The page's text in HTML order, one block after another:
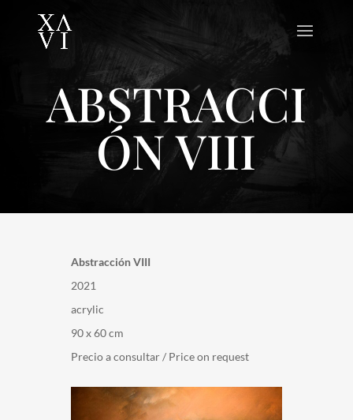
ABSTRACCI
ÓN VIII
Abstracción VIII
2021
acrylic
90 x 60 cm
Precio a consultar / Price on request